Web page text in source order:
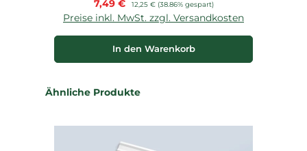
Verkaufspreis:
7,49 € 12,25 € (38.86% gespart)
Preise inkl. MwSt. zzgl. Versandkosten
In den Warenkorb
Produktgalerie überspringen
Ähnliche Produkte